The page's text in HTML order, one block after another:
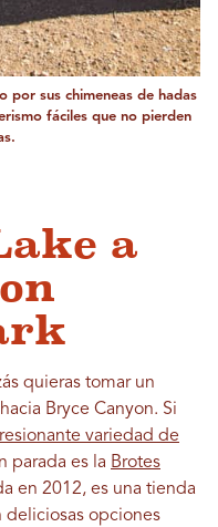
por sus chimeneas de hadas
fáciles que no pierden
a
quieras tomar un
Bryce Canyon. Si
variedad de
parada es la Brotes
en 2012, es una tienda
deliciosas opciones